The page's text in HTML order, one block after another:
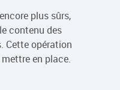
plus sûrs,
contenu des
Cette opération
en place.